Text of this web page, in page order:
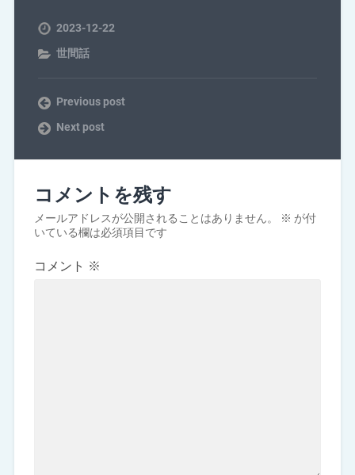
2023-12-22
世間話
Previous post
Next post
コメントを残す
メールアドレスが公開されることはありません。 ※ が付
いている欄は必須項目です
コメント ※